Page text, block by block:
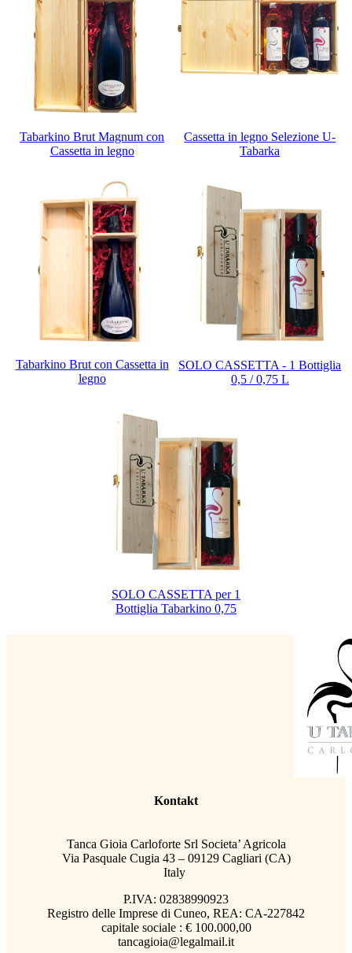
Tabarkino Brut Magnum con
Cassetta in legno
Cassetta in legno Selezione U-
Tabarka
Tabarkino Brut con Cassetta in
legno
SOLO CASSETTA - 1 Bottiglia
0,5 / 0,75 L
SOLO CASSETTA per 1
Bottiglia Tabarkino 0,75
Kontakt
Tanca Gioia Carloforte Srl Societa’ Agricola
Via Pasquale Cugia 43 – 09129 Cagliari (CA)
Italy
P.IVA: 02838990923
Registro delle Imprese di Cuneo, REA: CA-227842
capitale sociale : € 100.000,00
tancagioia@legalmail.it